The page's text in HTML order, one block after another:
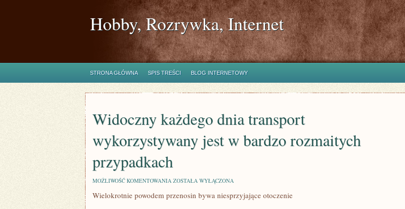
Hobby, Rozrywka, Internet
STRONA GŁÓWNA SPIS TREŚCI BLOG INTERNETOWY
Widoczny każdego dnia transport
wykorzystywany jest w bardzo rozmaitych
przypadkach
MOŻLIWOŚĆ KOMENTOWANIA WIDOCZNY
DNIA
TRANSPORT
ZOSTAŁA WYŁĄCZONA
Wielokrotnie powodem przenosin bywa niesprzyjające otoczenie